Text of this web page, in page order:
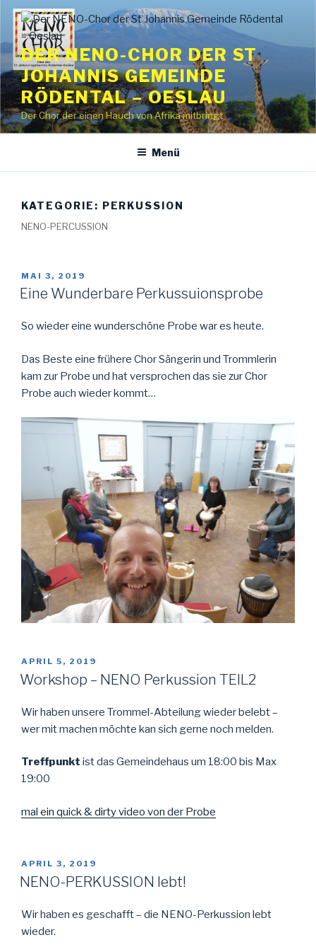
Zum
Inhalt
springen
DER NENO-CHOR DER ST
JOHANNIS GEMEINDE
RÖDENTAL – OESLAU
Der Chor der einen Hauch von Afrika mitbringt
Menü
KATEGORIE: PERKUSSION
NENO-PERCUSSION
VERÖFFENTLICHT
AM
MAI 3, 2019
Eine Wunderbare Perkussuionsprobe
So wieder eine wunderschöne Probe war es heute.
Das Beste eine frühere Chor Sängerin und Trommlerin
kam zur Probe und hat versprochen das sie zur Chor
Probe auch wieder kommt…
VERÖFFENTLICHT
AM
APRIL 5, 2019
Workshop – NENO Perkussion TEIL2
Wir haben unsere Trommel-Abteilung wieder belebt –
wer mit machen möchte kan sich gerne noch melden.
Treffpunkt ist das Gemeindehaus um 18:00 bis Max
19:00
mal ein quick & dirty video von der Probe
VERÖFFENTLICHT
AM
APRIL 3, 2019
NENO-PERKUSSION lebt!
Wir haben es geschafft – die NENO-Perkussion lebt
wieder.